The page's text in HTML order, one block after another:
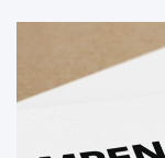
r
r
t
?